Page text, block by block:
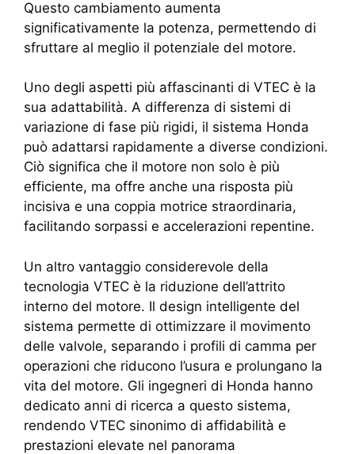
Questo cambiamento aumenta
significativamente la potenza, permettendo di
sfruttare al meglio il potenziale del motore.
Uno degli aspetti più affascinanti di VTEC è la
sua adattabilità. A differenza di sistemi di
variazione di fase più rigidi, il sistema Honda
può adattarsi rapidamente a diverse condizioni.
Ciò significa che il motore non solo è più
efficiente, ma offre anche una risposta più
incisiva e una coppia motrice straordinaria,
facilitando sorpassi e accelerazioni repentine.
Un altro vantaggio considerevole della
tecnologia VTEC è la riduzione dell’attrito
interno del motore. Il design intelligente del
sistema permette di ottimizzare il movimento
delle valvole, separando i profili di camma per
operazioni che riducono l’usura e prolungano la
vita del motore. Gli ingegneri di Honda hanno
dedicato anni di ricerca a questo sistema,
rendendo VTEC sinonimo di affidabilità e
prestazioni elevate nel panorama